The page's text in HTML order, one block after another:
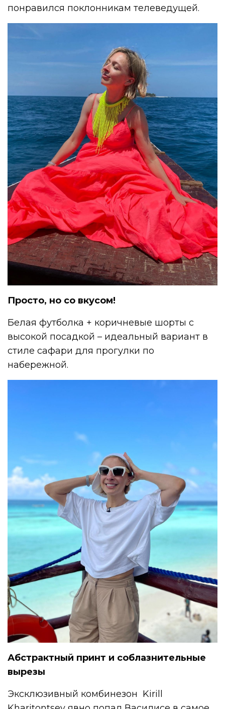
понравился поклонникам телеведущей.
Просто, но со вкусом!
Белая футболка + коричневые шорты с
высокой посадкой – идеальный вариант в
стиле сафари для прогулки по
набережной.
Абстрактный принт и соблазнительные
вырезы
Эксклюзивный комбинезон Kirill